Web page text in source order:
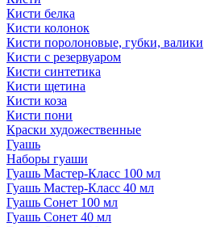
Кисти белка
Кисти колонок
Кисти поролоновые, губки, валики
Кисти с резервуаром
Кисти синтетика
Кисти щетина
Кисти коза
Кисти пони
Краски художественные
Гуашь
Наборы гуаши
Гуашь Мастер-Класс 100 мл
Гуашь Мастер-Класс 40 мл
Гуашь Сонет 100 мл
Гуашь Сонет 40 мл